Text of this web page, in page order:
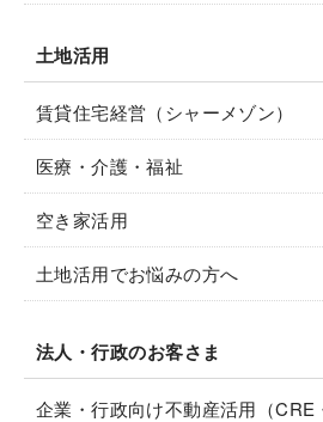
土地活用
賃貸住宅経営（シャーメゾン）
医療・介護・福祉
空き家活用
土地活用でお悩みの方へ
法人・行政のお客さま
企業・行政向け不動産活用（CRE